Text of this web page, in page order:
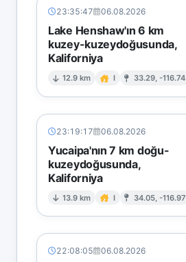
23:35:47 06.08.2026
Lake Henshaw'ın 6 km
kuzey-kuzeydoğusunda,
Kaliforniya
12.9 km I 33.29, -116.74
23:19:17 06.08.2026
Yucaipa'nın 7 km doğu-
kuzeydoğusunda,
Kaliforniya
13.9 km I 34.05, -116.97
22:08:05 06.08.2026